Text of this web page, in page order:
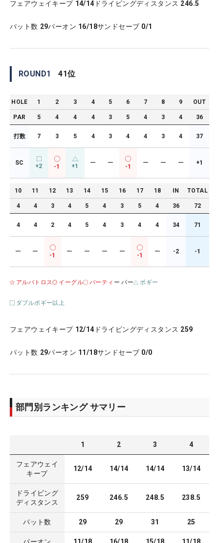
フェアウェイキープ 14/14 ドライビングディスタンス 246.5
パット数 29パーオン 16/18サンドセーブ 0/1
ROUND1 41位
HOLE 1 2 3 4 5 6 7 8 9 OUT
PAR 5 4 4 4 3 5 4 3 4 36
打数 7 3 5 4 3 4 4 3 4 37
SC +2 -1 +1 ー ー
-1
ー ー ー +1
10 11 12 13 14 15 16 17 18 IN TOTAL
4 4 3 4 5 4 3 5 4 36 72
4 4 2 4 5 4 3 4 4 34 71
ー ー
-1
ー ー ー ー
-1
ー -2 -1
アルバトロス イーグル バーティ ー パー ボギー
ダブルボギー以上
フェアウェイキープ 12/14 ドライビングディスタンス 259
パット数 29パーオン 11/18サンドセーブ 0/0
部門別ランキング サマリー
1 2 3 4
フェアウェイ
キープ
12/14 14/14 14/14 13/14
ドライビング
ディスタンス
259 246.5 248.5 238.5
パット数 29 29 31 25